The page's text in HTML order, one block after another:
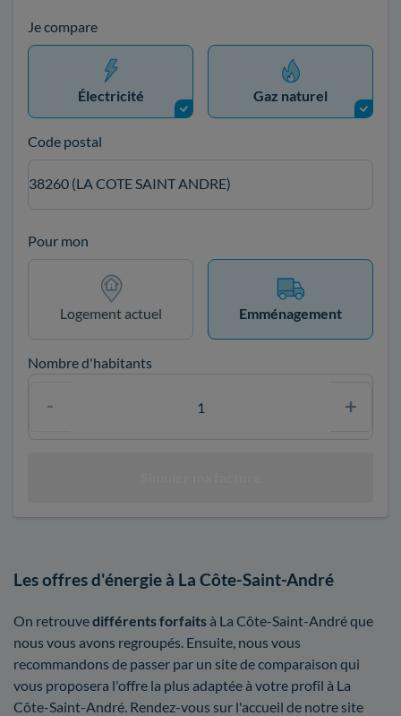
Je compare
Électricité Gaz naturel
Code postal
38260 (LA COTE SAINT ANDRE)
Pour mon
Logement actuel Emménagement
Nombre d'habitants
Les offres d'énergie à La Côte-Saint-André
On retrouvedifférents forfaitsà La Côte-Saint-André que
nous vous avons regroupés. Ensuite, nous vous
recommandons de passer par un site de comparaison qui
vous proposera l'offre la plus adaptée à votre profil à La
Côte-Saint-André. Rendez-vous sur l'accueil de notre site